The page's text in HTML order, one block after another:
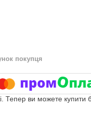
покупця
Тепер ви можете купити